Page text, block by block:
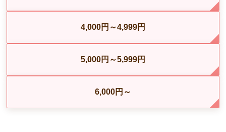
4,000円～4,999円
5,000円～5,999円
6,000円～